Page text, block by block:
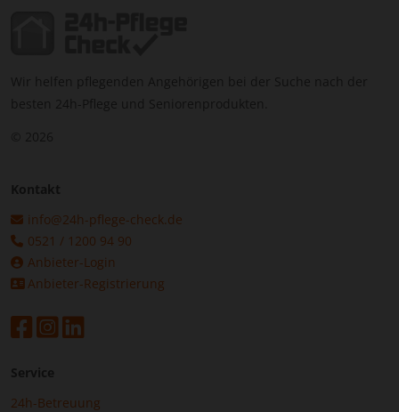
Wir helfen pflegenden Angehörigen bei der Suche nach der
besten 24h-Pflege und Seniorenprodukten.
Kontakt
info@24h-pflege-check.de
0521 / 1200 94 90
Anbieter-Login
Anbieter-Registrierung
Service
24h-Betreuung